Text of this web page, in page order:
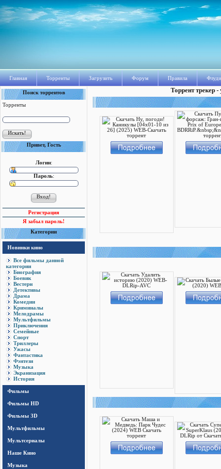
Главная Торренты Загрузить Форум Правила
Поиск торрентов
Торренты
Привет, Гость
Логин:
Пароль:
Регистрация
Я забыл пароль!
Категории
Новинки кино
Все фильмы данной
категории
Биография
Боевик
Вестерн
Детективы
Драма
Комедии
Криминалы
Мелодрамы
Мультфильмы
Приключения
Семейные
Спорт
Триллеры
Ужасы
Фантастика
Фэнтези
Музыка
Экранизация
История
Фильмы
Фильмы HD
Фильмы 3D
Мультфильмы
Мультсериалы
Наше Кино
Музыка
Торрент трекер